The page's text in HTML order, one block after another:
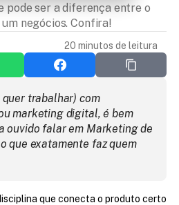
pode ser a diferença entre o
negócios. Confira!
20 minutos de leitura
trabalhar) com
marketing digital, é bem
ouvido falar em Marketing de
que exatamente faz quem
que conecta o produto certo